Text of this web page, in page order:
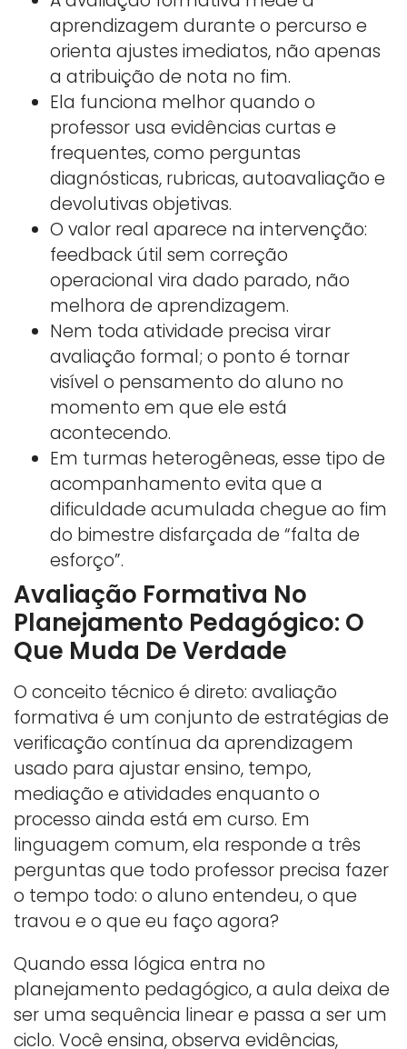
aprendizagem durante o percurso e
orienta ajustes imediatos, não apenas
a atribuição de nota no fim.
Ela funciona melhor quando o
professor usa evidências curtas e
frequentes, como perguntas
diagnósticas, rubricas, autoavaliação e
devolutivas objetivas.
O valor real aparece na intervenção:
feedback útil sem correção
operacional vira dado parado, não
melhora de aprendizagem.
Nem toda atividade precisa virar
avaliação formal; o ponto é tornar
visível o pensamento do aluno no
momento em que ele está
acontecendo.
Em turmas heterogêneas, esse tipo de
acompanhamento evita que a
dificuldade acumulada chegue ao fim
do bimestre disfarçada de “falta de
esforço”.
Avaliação Formativa No
Planejamento Pedagógico: O
Que Muda De Verdade
O conceito técnico é direto: avaliação
formativa é um conjunto de estratégias de
verificação contínua da aprendizagem
usado para ajustar ensino, tempo,
mediação e atividades enquanto o
processo ainda está em curso. Em
linguagem comum, ela responde a três
perguntas que todo professor precisa fazer
o tempo todo: o aluno entendeu, o que
travou e o que eu faço agora?
Quando essa lógica entra no
planejamento pedagógico, a aula deixa de
ser uma sequência linear e passa a ser um
ciclo. Você ensina, observa evidências,